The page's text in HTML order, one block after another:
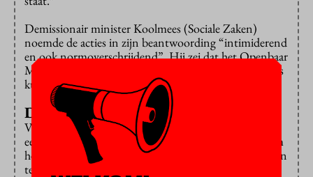
Demissionair minister Koolmees (Sociale Zaken)
noemde de acties in zijn beantwoording “intimiderend
en ook normoverschrijdend”. Hij zei dat het Openbaar
Ministerie onderzoekt of ze strafbaar zijn en of daders
kunnen worden vervolgd.
Doxing
VVD-Kamerlid Ingrid Michon-Derkzen ging gisteren
een stapje verder. Met een amendement
riep ze op om
het verspreiden van privégegevens met als doel mensen
te intimideren strafbaar te stellen. Dit soort acties